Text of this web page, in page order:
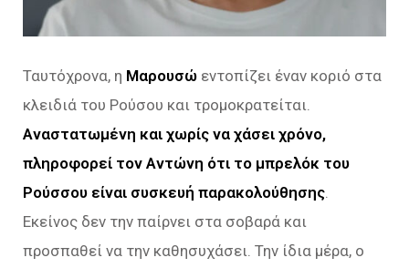
Ταυτόχρονα, η Μαρουσώ εντοπίζει έναν κοριό στα
κλειδιά του Ρούσου και τρομοκρατείται.
Αναστατωμένη και χωρίς να χάσει χρόνο,
πληροφορεί τον Αντώνη ότι το μπρελόκ του
Ρούσσου είναι συσκευή παρακολούθησης
Εκείνος δεν την παίρνει στα σοβαρά και
προσπαθεί να την καθησυχάσει. Την ίδια μέρα, ο